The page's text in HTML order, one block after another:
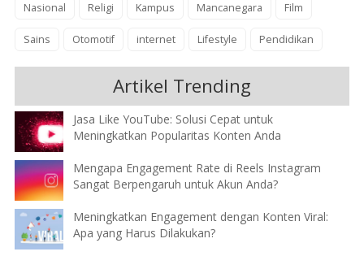
Nasional Religi Kampus Mancanegara Film
Sains Otomotif internet Lifestyle Pendidikan
Artikel Trending
Jasa Like YouTube: Solusi Cepat untuk
Meningkatkan Popularitas Konten Anda
Mengapa Engagement Rate di Reels Instagram
Sangat Berpengaruh untuk Akun Anda?
Meningkatkan Engagement dengan Konten Viral:
Apa yang Harus Dilakukan?